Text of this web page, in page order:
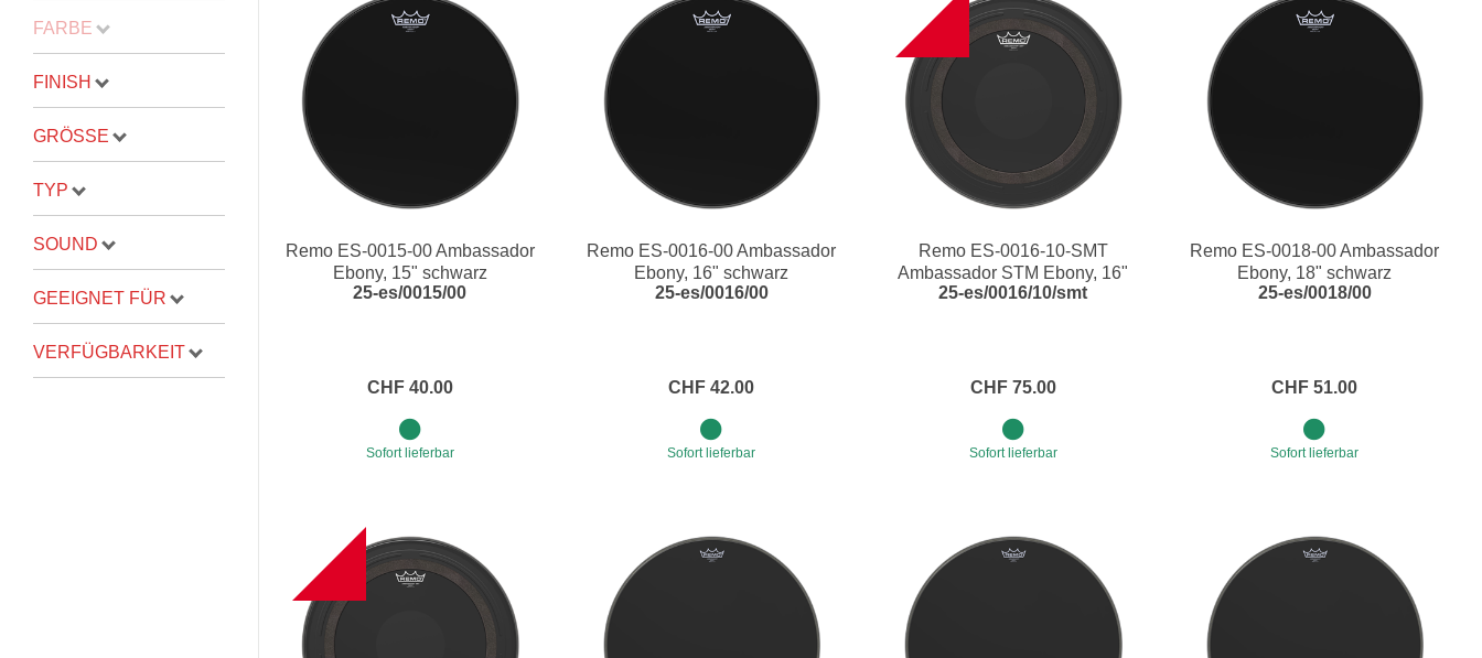
... mehr
FARBE
FINISH
GRÖSSE
TYP
SOUND
GEEIGNET FÜR
VERFÜGBARKEIT
Remo ES-0015-00 Ambassador
Ebony, 15" schwarz
25-es/0015/00
CHF 40.00
Sofort lieferbar
Remo ES-0016-00 Ambassador
Ebony, 16" schwarz
25-es/0016/00
CHF 42.00
Sofort lieferbar
Remo ES-0016-10-SMT
Ambassador STM Ebony, 16"
Schlagfell
25-es/0016/10/smt
CHF 75.00
Sofort lieferbar
Remo ES-0018-00 Ambassador
Ebony, 18" schwarz
25-es/0018/00
CHF 51.00
Sofort lieferbar